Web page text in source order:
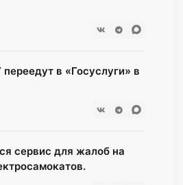
в «Госуслуги» в
сервис для жалоб на